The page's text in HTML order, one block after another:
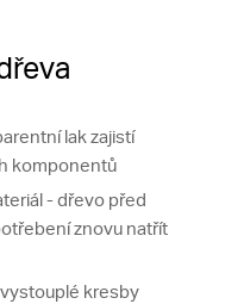
lak zajistí
komponentů
- dřevo před
znovu natřít
kresby